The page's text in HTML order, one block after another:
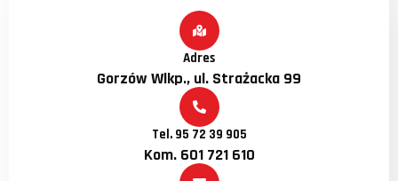
Adres
Gorzów Wlkp., ul. Strażacka 99
Tel. 95 72 39 905
Kom. 601 721 610